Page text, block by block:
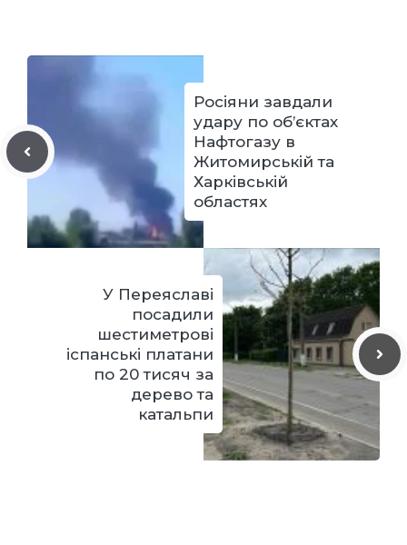
Росіяни завдали
удару по об’єктах
Нафтогазу в
Житомирській та
Харківській
областях
У Переяславі
посадили
шестиметрові
іспанські платани
по 20 тисяч за
дерево та
катальпи